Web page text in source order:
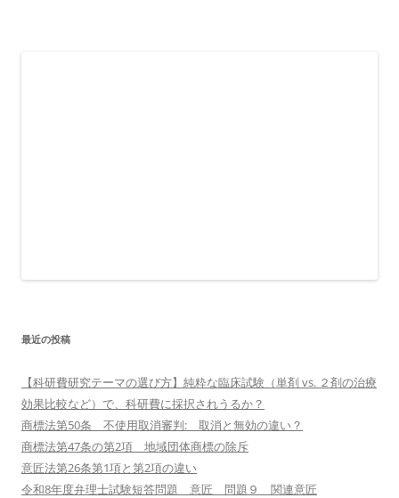
最近の投稿
【科研費研究テーマの選び方】純粋な臨床試験（単剤 vs. ２剤の治療
効果比較など）で、科研費に採択されうるか？
商標法第50条 不使用取消審判: 取消と無効の違い？
商標法第47条の第2項 地域団体商標の除斥
意匠法第26条第1項と第2項の違い
令和8年度弁理士試験短答問題 意匠 問題９ 関連意匠